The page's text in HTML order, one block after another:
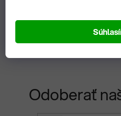
Zobrazit
Odoberať